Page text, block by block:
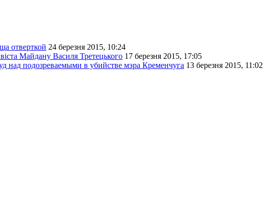
отверткой 24 березня 2015, 10:24
Майдану Василя Третецького 17 березня 2015, 17:05
над подозреваемыми в убийстве мэра Кременчуга 13 березня 2015, 11:02